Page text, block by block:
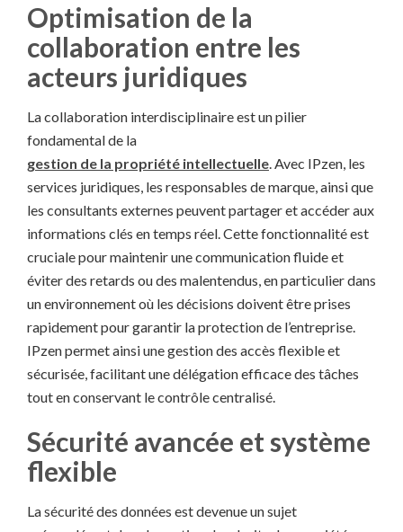
Optimisation de la
collaboration entre les
acteurs juridiques
La collaboration interdisciplinaire est un pilier
fondamental de la
gestion de la propriété intellectuelle. Avec IPzen, les
services juridiques, les responsables de marque, ainsi que
les consultants externes peuvent partager et accéder aux
informations clés en temps réel. Cette fonctionnalité est
cruciale pour maintenir une communication fluide et
éviter des retards ou des malentendus, en particulier dans
un environnement où les décisions doivent être prises
rapidement pour garantir la protection de l’entreprise.
IPzen permet ainsi une gestion des accès flexible et
sécurisée, facilitant une délégation efficace des tâches
tout en conservant le contrôle centralisé.
Sécurité avancée et système
flexible
La sécurité des données est devenue un sujet